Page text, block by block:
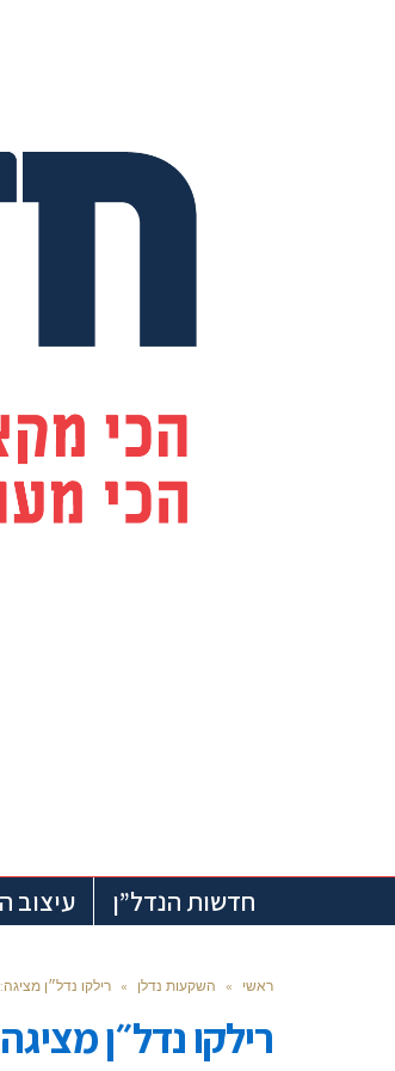
חדשות הנדל”ן עיצוב
ראשי » השקעות נדלן » רילקו נדל״ן
רילקו נדל״ן